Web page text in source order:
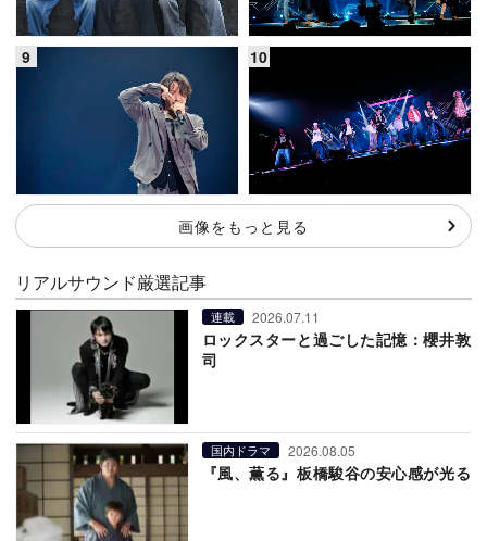
画像をもっと見る
リアルサウンド厳選記事
連載 2026.07.11
ロックスターと過ごした記憶：櫻井敦
司
国内ドラマ 2026.08.05
『風、薫る』板橋駿谷の安心感が光る